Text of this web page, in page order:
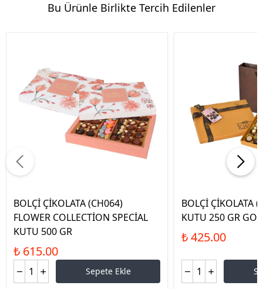
Bu Ürünle Birlikte Tercih Edilenler
BOLÇİ ÇİKOLATA (CH064)
FLOWER COLLECTİON SPECİAL
KUTU 500 GR
₺ 615.00
Sepete Ekle
BOLÇİ ÇİKOLATA
KUTU 250 GR
₺ 425.00